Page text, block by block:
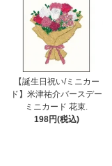
【誕生日祝い/ミニカー
ド】米津祐介バースデー
ミニカード 花束.
198円(税込)